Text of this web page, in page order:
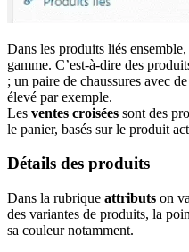
Dans les produits liés
gamme. C’est-à-dire des
; un paire de chaussures avec
élevé par exemple.
Les ventes croisées sont des
le panier, basés sur le produit
Détails des produits
Dans la rubrique attributs on
des variantes de produits, la
sa couleur notamment.